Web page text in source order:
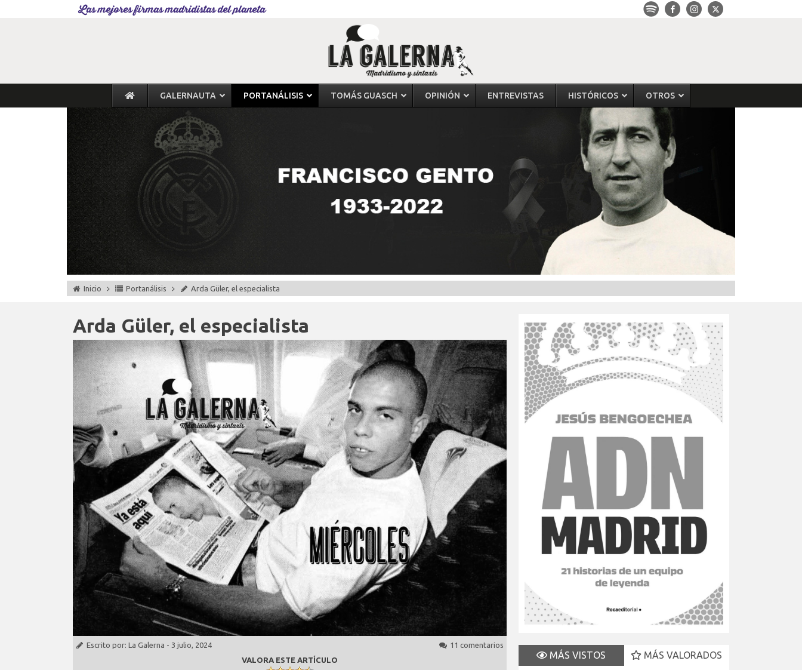
Las mejores firmas madridistas del planeta
GALERNAUTA PORTANÁLISIS TOMÁS GUASCH OPINIÓN ENTREVISTAS HISTÓRICOS OTROS
Inicio Portanálisis Arda Güler, el especialista
Arda Güler, el especialista
Escrito por: La Galerna - 3 julio, 2024
11 comentarios
VALORA ESTE ARTÍCULO
MÁS VISTOS
MÁS VALORADOS